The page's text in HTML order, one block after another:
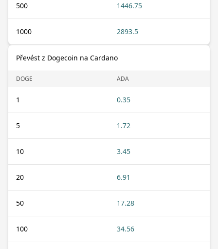
500 1446.75
1000 2893.5
Převést z Dogecoin na Cardano
DOGE ADA
1 0.35
5 1.72
10 3.45
20 6.91
50 17.28
100 34.56